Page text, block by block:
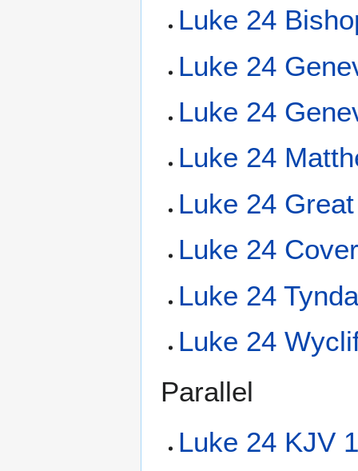
Luke 24
Luke 24
Luke 24
Luke 24
Luke 24
Luke 24
Luke 24
Luke 24
Parallel
Luke 24 KJV